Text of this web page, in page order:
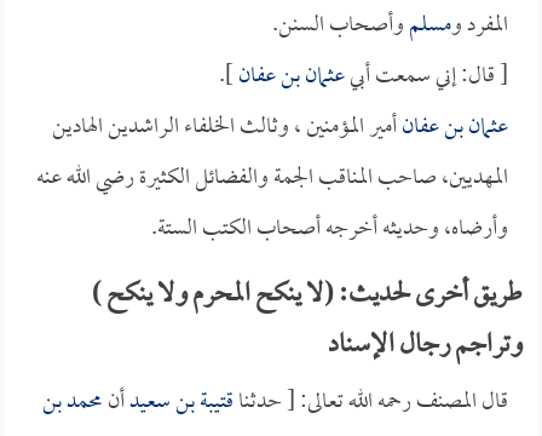
المفرد ومسلموأصحاب السنن.
[ قال: إني سمعت أبيعثمان بن عفان].
عثمان بن عفانأمير المؤمنين ، وثالث الخلفاء الراشدين الهادين
المهديين، صاحب المناقب الجمة والفضائل الكثيرة رضي الله عنه
وأرضاه، وحديثه أخرجه أصحاب الكتب الستة.
طريق أخرى لحديث: (لا ينكح المحرم ولا ينكح )
وتراجم رجال الإسناد
قال المصنف رحمه الله تعالى: [ حدثناقتيبة بن سعيدأنمحمد بن